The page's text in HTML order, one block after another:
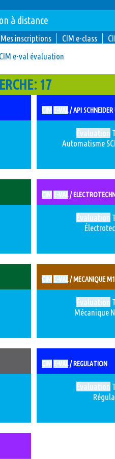
à distance
Mes inscriptions CIM e-class
CIM e-val évaluation
17
CIM E-VAL/ API SCHNEIDER
Évaluation
Automatisme
CIM E-VAL/
Évaluation
CIM E-VAL/ MECANIQUE M1
Évaluation
Mécanique
CIM E-VAL/ REGULATION
Évaluation